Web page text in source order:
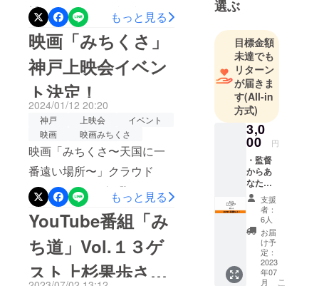
約ください。新しいスク
リーンで観る「みちくさ」
をぜひお楽しみください
ね。引き続き情報のシェア
などしていただけると助か
ります。よろしくお願い致
します！！
援いただきありがとうござ
います。昨日、神戸上映会
イベントも無事に終了し多
くのご縁にも恵まれまし
た。本当にありがとうござ
いました！次回の上映が下
記の通り決定致しましたの
でご案内いたします。引き
続き、情報の拡散などで応
援していただけると幸いで
す。スクリーンが違うと、
やはり観え方も全然違いま
す。二度三度とご鑑賞いた
だけるととても嬉しいで
もっと見る
映画「みちくさ」
神戸上映会イベン
ト決定！
2024/01/12 20:20
神戸 上映会
イベント
映画
映画みちくさ
映画「みちくさ〜天国に一
番遠い場所〜」クラウド
ファンディングの際には多
くのご支援、応援をありが
とうございました。2024年
が明けましたが年明けより
いろんな出来事がありまし
もっと見る
YouTube番組「み
ち道」Vol.１３ゲ
スト上杉果歩さ
辺シン監督
かり」制作
2018年 藤
村明世監督
「見栄を張
る」攝灯隊
2019年 岡
田有甲監督
「TRAVERS
E」制作担当
2019年 田
中健詞監督
「おばはん
ドラゴン」
2019年 磯
部鉄平監督
選ぶ
目標金額
未達でも
リターン
が届きま
す(All-in
方式)
3,0
00 円
・監督
からあ
なたへ
お礼
メー
ル １
通
支援
者：
6人
お届
け予
定：
2023
年07
月
こ